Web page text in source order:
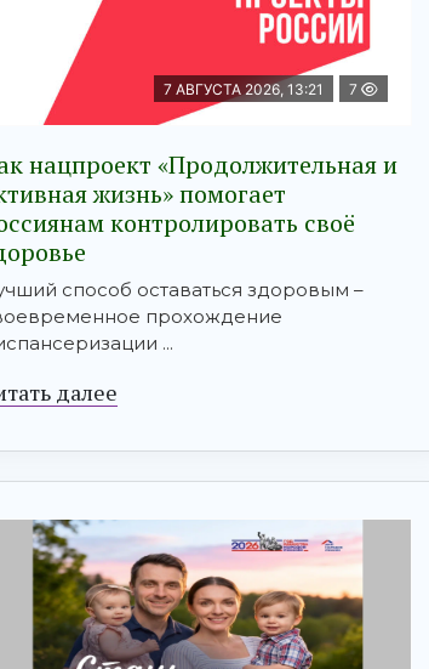
7 АВГУСТА 2026, 13:21 7
нацпроект «Продолжительная и
жизнь» помогает
контролировать своё
способ оставаться здоровым –
прохождение
...
далее